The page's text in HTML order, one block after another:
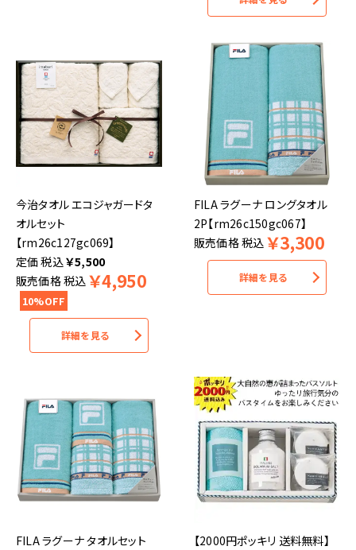
今治タオル エコジャガードタ
オルセット
【rm26c127gc069】
税込￥5,500
販売価格税込 ￥4,950
10%OFF
詳細を見る
FILA ラグーナ ロングタオル
2P【rm26c150gc067】
販売価格税込 ￥3,300
詳細を見る
FILA ラグーナ タオルセット
【2000円ポッキリ 送料無料】